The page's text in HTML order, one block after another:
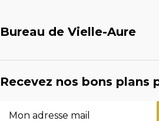
Bureau de Vielle-Aure
Recevez nos bons plans